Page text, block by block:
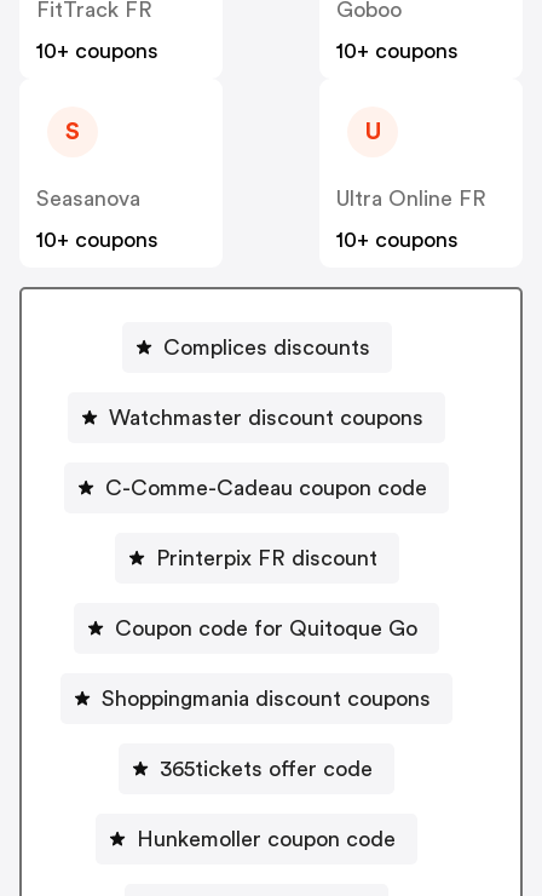
FitTrack FR
10+ coupons
Goboo
10+ coupons
S
Seasanova
10+ coupons
U
Ultra Online FR
10+ coupons
Complices discounts
Watchmaster discount coupons
C-Comme-Cadeau coupon code
Printerpix FR discount
Coupon code for Quitoque Go
Shoppingmania discount coupons
365tickets offer code
Hunkemoller coupon code